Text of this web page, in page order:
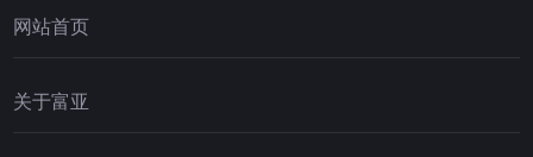
网站首页
关于富亚